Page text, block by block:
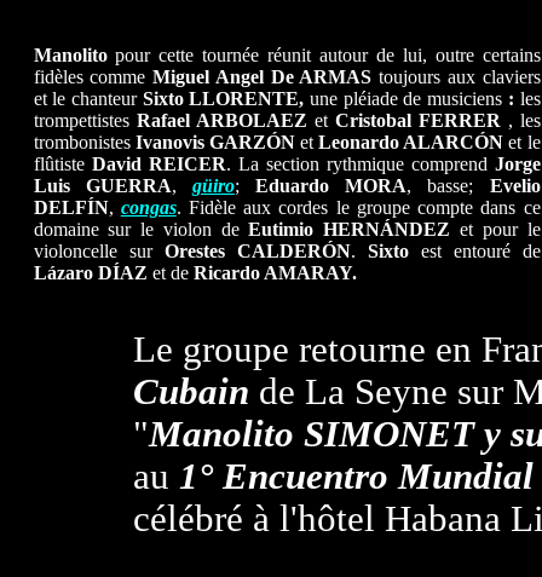
Manolitopour cette tournée réunit autour de lui, outre certains
fidèles comme Miguel Angel De ARMAS toujours aux claviers
et le chanteur Sixto LLORENTE,une pléiade de musiciens : les
trompettistes Rafael ARBOLAEZ et Cristobal FERRER , les
trombonistes Ivanovis GARZÓN etLeonardo ALARCÓNet le
flûtiste David REICER. La section rythmique comprend Jorge
Luis GUERRA, güiro;Eduardo MORA, basse; Evelio
DELFÍN, congas. Fidèle aux cordes le groupe compte dans ce
domaine sur le violon deEutimio HERNÁNDEZ et pour le
violoncelle sur Orestes CALDERÓN. Sixtoest entouré de
Lázaro DÍAZ et de Ricardo AMARAY.
Le groupe retourne en
Cubain de La Seyne sur
"Manolito SIMONET y
au 1° Encuentro Mundial
célébré à l'hôtel Habana